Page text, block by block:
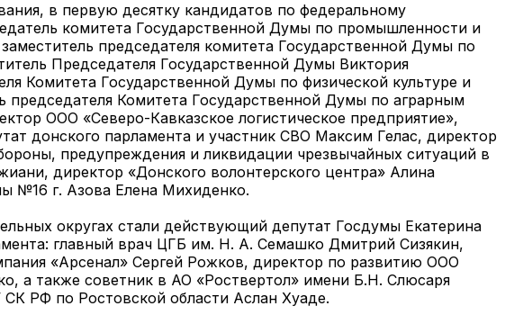
в первую десятку кандидатов по федеральному
комитета Государственной Думы по промышленности и
председателя комитета Государственной Думы по
Председателя Государственной Думы Виктория
Комитета Государственной Думы по физической культуре и
председателя Комитета Государственной Думы по аграрным
ООО «Северо-Кавказское логистическое предприятие»,
донского парламента и участник СВО Максим Гелас, директор
предупреждения и ликвидации чрезвычайных ситуаций в
директор «Донского волонтерского центра» Алина
№16 г. Азова Елена Михиденко.
округах стали действующий депутат Госдумы Екатерина
главный врач ЦГБ им. Н. А. Семашко Дмитрий Сизякин,
«Арсенал» Сергей Рожков, директор по развитию ООО
а также советник в АО «Роствертол» имени Б.Н. Слюсаря
РФ по Ростовской области Аслан Хуаде.